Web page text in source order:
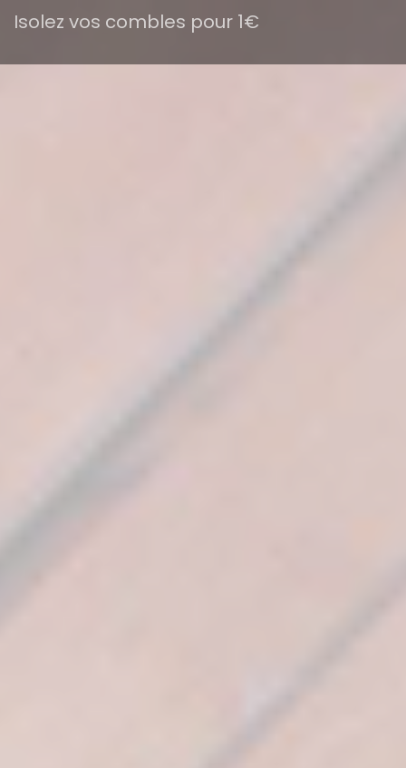
Isolez vos combles pour 1€